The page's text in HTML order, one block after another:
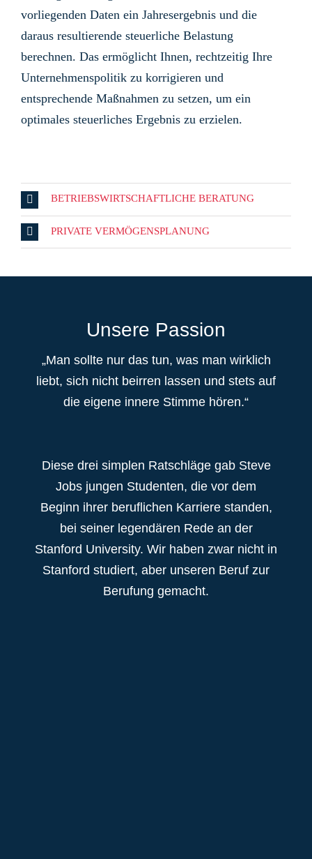
vorliegenden Daten ein Jahresergebnis und die
daraus resultierende steuerliche Belastung
berechnen. Das ermöglicht Ihnen, rechtzeitig Ihre
Unternehmenspolitik zu korrigieren und
entsprechende Maßnahmen zu setzen, um ein
optimales steuerliches Ergebnis zu erzielen.
BETRIEBSWIRTSCHAFTLICHE BERATUNG
PRIVATE VERMÖGENSPLANUNG
Unsere Passion
„Man sollte nur das tun, was man wirklich
liebt, sich nicht beirren lassen und stets auf
die eigene innere Stimme hören.“
Diese drei simplen Ratschläge gab Steve
Jobs jungen Studenten, die vor dem
Beginn ihrer beruflichen Karriere standen,
bei seiner legendären Rede an der
Stanford University. Wir haben zwar nicht in
Stanford studiert, aber unseren Beruf zur
Berufung gemacht.